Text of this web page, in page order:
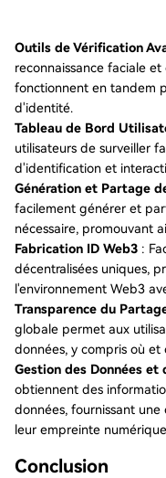
Outils de Vérification
reconnaissance faciale
fonctionnent en tandem
d'identité.
Tableau de Bord
utilisateurs de surveiller
d'identification et
Génération et Partage
facilement générer et
nécessaire, promouvant
Fabrication ID Web3 :
décentralisées uniques,
l'environnement Web3
Transparence du
globale permet aux
données, y compris où et
Gestion des Données et
obtiennent des
données, fournissant
leur empreinte
Conclusion